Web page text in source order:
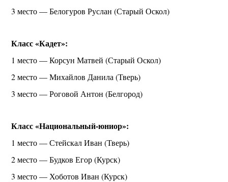
3 место — Белогуров Руслан (Старый Оскол)
Класс «Кадет»:
1 место — Корсун Матвей (Старый Оскол)
2 место — Михайлов Данила (Тверь)
3 место — Роговой Антон (Белгород)
Класс «Национальный-юниор»:
1 место — Стейскал Иван (Тверь)
2 место — Будков Егор (Курск)
3 место — Хоботов Иван (Курск)